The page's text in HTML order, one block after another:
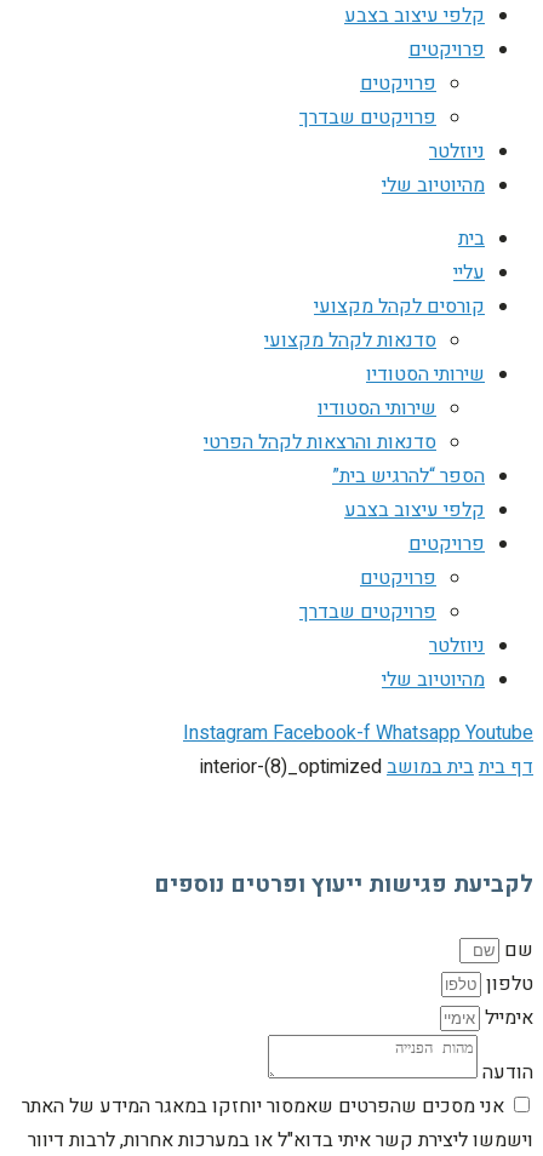
קלפי עיצוב בצבע
פרויקטים
פרויקטים
פרויקטים שבדרך
ניוזלטר
מהיוטיוב שלי
בית
עליי
קורסים לקהל מקצועי
סדנאות לקהל מקצועי
שירותי הסטודיו
שירותי הסטודיו
סדנאות והרצאות לקהל הפרטי
הספר “להרגיש בית”
קלפי עיצוב בצבע
פרויקטים
פרויקטים
פרויקטים שבדרך
ניוזלטר
מהיוטיוב שלי
InstagramFacebook-fWhatsappYoutube
דף ביתבית במושבinterior-(8)_optimized
לקביעת פגישות ייעוץ ופרטים נוספים
שם
טלפון
אימייל
הודעה
אני מסכים שהפרטים שאמסור יוחזקו במאגר המידע של האתר
וישמשו ליצירת קשר איתי בדוא"ל או במערכות אחרות, לרבות דיוור